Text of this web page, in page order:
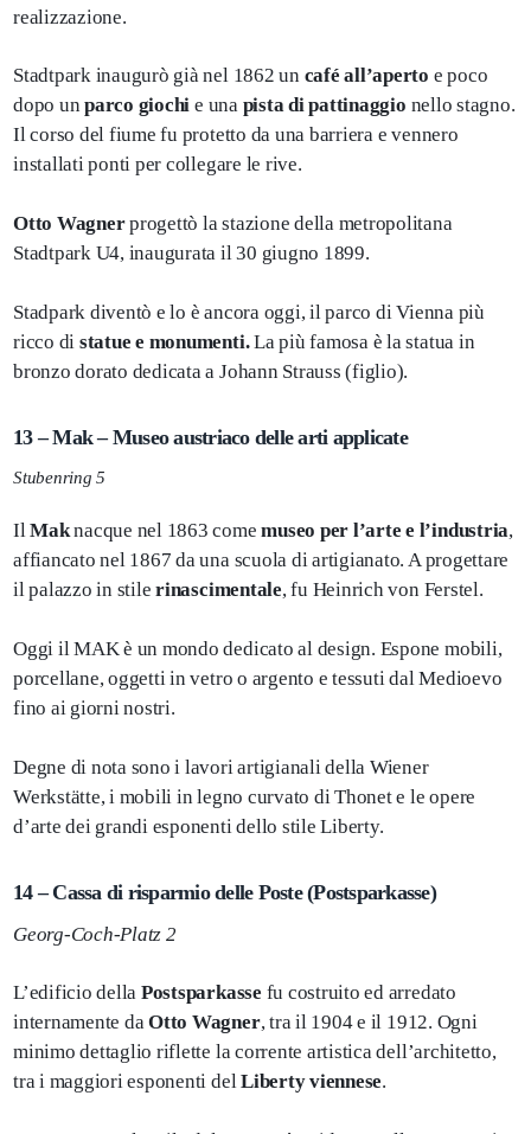
realizzazione.
Stadtpark inaugurò già nel 1862 un café all’aperto e poco
dopo unparco giochi e una pista di pattinaggio nello stagno.
Il corso del fiume fu protetto da una barriera e vennero
installati ponti per collegare le rive.
Otto Wagnerprogettò la stazione della metropolitana
Stadtpark U4, inaugurata il 30 giugno 1899.
Stadpark diventò e lo è ancora oggi, il parco di Vienna più
ricco di statue e monumenti.La più famosa è la statua in
bronzo dorato dedicata a Johann Strauss (figlio).
13 – Mak – Museo austriaco delle arti applicate
Stubenring 5
IlMaknacque nel 1863 comemuseo per l’arte e l’industria,
affiancato nel 1867 da una scuola di artigianato. A progettare
il palazzo in stilerinascimentale, fu Heinrich von Ferstel.
Oggi il MAK è un mondo dedicato al design. Espone mobili,
porcellane, oggetti in vetro o argento e tessuti dal Medioevo
fino ai giorni nostri.
Degne di nota sono i lavori artigianali della Wiener
Werkstätte, i mobili in legno curvato di Thonet e le opere
d’arte dei grandi esponenti dello stile Liberty.
14 – Cassa di risparmio delle Poste (Postsparkasse)
Georg-Coch-Platz 2
L’edificio della Postsparkasse fu costruito ed arredato
internamente daOtto Wagner, tra il 1904 e il 1912. Ogni
minimo dettaglio riflette la corrente artistica dell’architetto,
tra i maggiori esponenti delLiberty viennese.